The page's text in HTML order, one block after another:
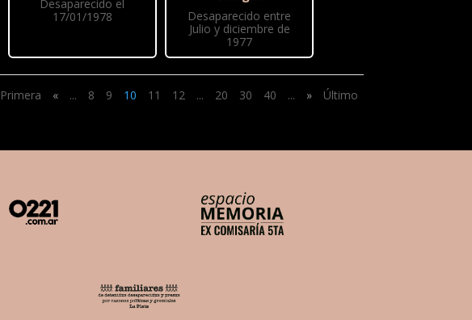
Desaparecido el
17/01/1978
Desaparecido entre
Julio y diciembre de
1977
Primera « ... 8 9 10 11 12 ... 20 30 40 ... » Último